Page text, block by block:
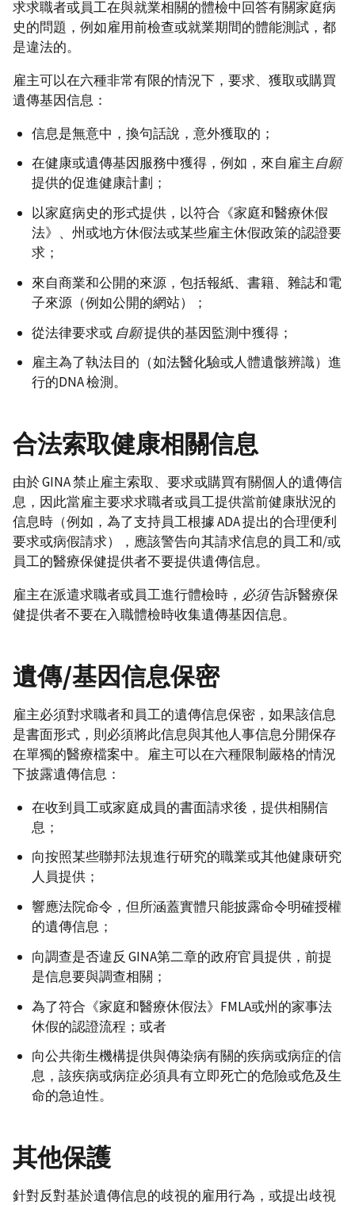
求求職者或員工在與就業相關的體檢中回答有關家庭病
史的問題，例如雇用前檢查或就業期間的體能測試，都
是違法的。
雇主可以在六種非常有限的情況下，要求、獲取或購買
遺傳基因信息：
信息是無意中，換句話說，意外獲取的；
在健康或遺傳基因服務中獲得，例如，來自雇主自願
提供的促進健康計劃；
以家庭病史的形式提供，以符合《家庭和醫療休假
法》、州或地方休假法或某些雇主休假政策的認證要
求；
來自商業和公開的來源，包括報紙、書籍、雜誌和電
子來源（例如公開的網站）；
從法律要求或 自願提供的基因監測中獲得；
雇主為了執法目的（如法醫化驗或人體遺骸辨識）進
行的DNA 檢測。
合法索取健康相關信息
由於 GINA 禁止雇主索取、要求或購買有關個人的遺傳信
息，因此當雇主要求求職者或員工提供當前健康狀況的
信息時（例如，為了支持員工根據 ADA 提出的合理便利
要求或病假請求），應該警告向其請求信息的員工和/或
員工的醫療保健提供者不要提供遺傳信息。
雇主在派遣求職者或員工進行體檢時， 必須告訴醫療保
健提供者不要在入職體檢時收集遺傳基因信息。
遺傳/基因信息保密
雇主必須對求職者和員工的遺傳信息保密，如果該信息
是書面形式，則必須將此信息與其他人事信息分開保存
在單獨的醫療檔案中。雇主可以在六種限制嚴格的情況
下披露遺傳信息：
在收到員工或家庭成員的書面請求後，提供相關信
息；
向按照某些聯邦法規進行研究的職業或其他健康研究
人員提供；
響應法院命令，但所涵蓋實體只能披露命令明確授權
的遺傳信息；
向調查是否違反 GINA第二章的政府官員提供，前提
是信息要與調查相關；
為了符合《家庭和醫療休假法》FMLA或州的家事法
休假的認證流程；或者
向公共衛生機構提供與傳染病有關的疾病或病症的信
息，該疾病或病症必須具有立即死亡的危險或危及生
命的急迫性。
其他保護
針對反對基於遺傳信息的歧視的雇用行為，或提出歧視